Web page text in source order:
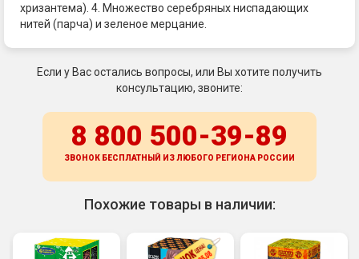
хризантема). 4. Множество серебряных ниспадающих
нитей (парча) и зеленое мерцание.
Если у Вас остались вопросы, или Вы хотите получить
консультацию, звоните:
8 800 500-39-89
ЗВОНОК БЕСПЛАТНЫЙ ИЗ ЛЮБОГО РЕГИОНА РОССИИ
Похожие товары в наличии: